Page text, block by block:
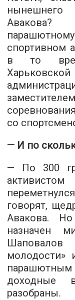
нынешнего
Авакова?
спортивном
в то
Харьковской
со
— И по
— По 300
говорят,
Авакова.
назначен
молодости»
парашютным
доходные
разобраны.